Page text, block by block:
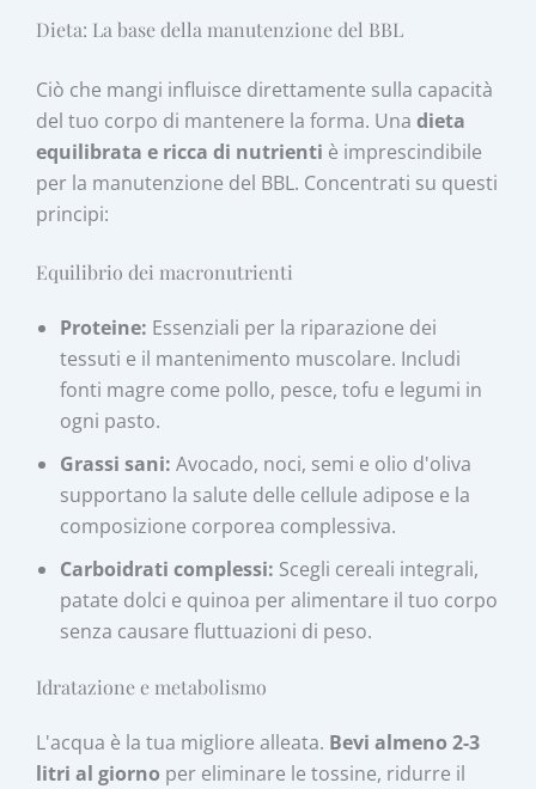
Dieta: La base della manutenzione del BBL
Ciò che mangi influisce direttamente sulla capacità
del tuo corpo di mantenere la forma. Unadieta
equilibrata e ricca di nutrienti è imprescindibile
per la manutenzione del BBL. Concentrati su questi
principi:
Equilibrio dei macronutrienti
Proteine: Essenziali per la riparazione dei
tessuti e il mantenimento muscolare. Includi
fonti magre come pollo, pesce, tofu e legumi in
ogni pasto.
Grassi sani: Avocado, noci, semi e olio d'oliva
supportano la salute delle cellule adipose e la
composizione corporea complessiva.
Carboidrati complessi: Scegli cereali integrali,
patate dolci e quinoa per alimentare il tuo corpo
senza causare fluttuazioni di peso.
Idratazione e metabolismo
L'acqua è la tua migliore alleata. Bevi almeno 2-3
litri al giorno per eliminare le tossine, ridurre il